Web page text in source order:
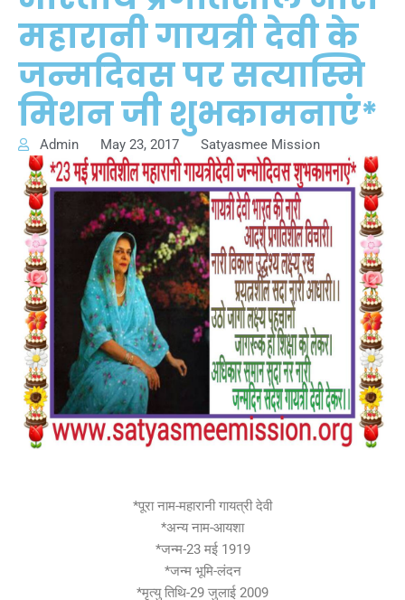
महारानी गायत्री देवी के
जन्मदिवस पर सत्यास्मि
मिशन जी शुभकामनाएं*
Admin May 23, 2017 Satyasmee Mission
*पूरा नाम-महारानी गायत्री देवी
*अन्य नाम-आयशा
*जन्म-23 मई 1919
*जन्म भूमि-लंदन
*मृत्यु तिथि-29 जुलाई 2009